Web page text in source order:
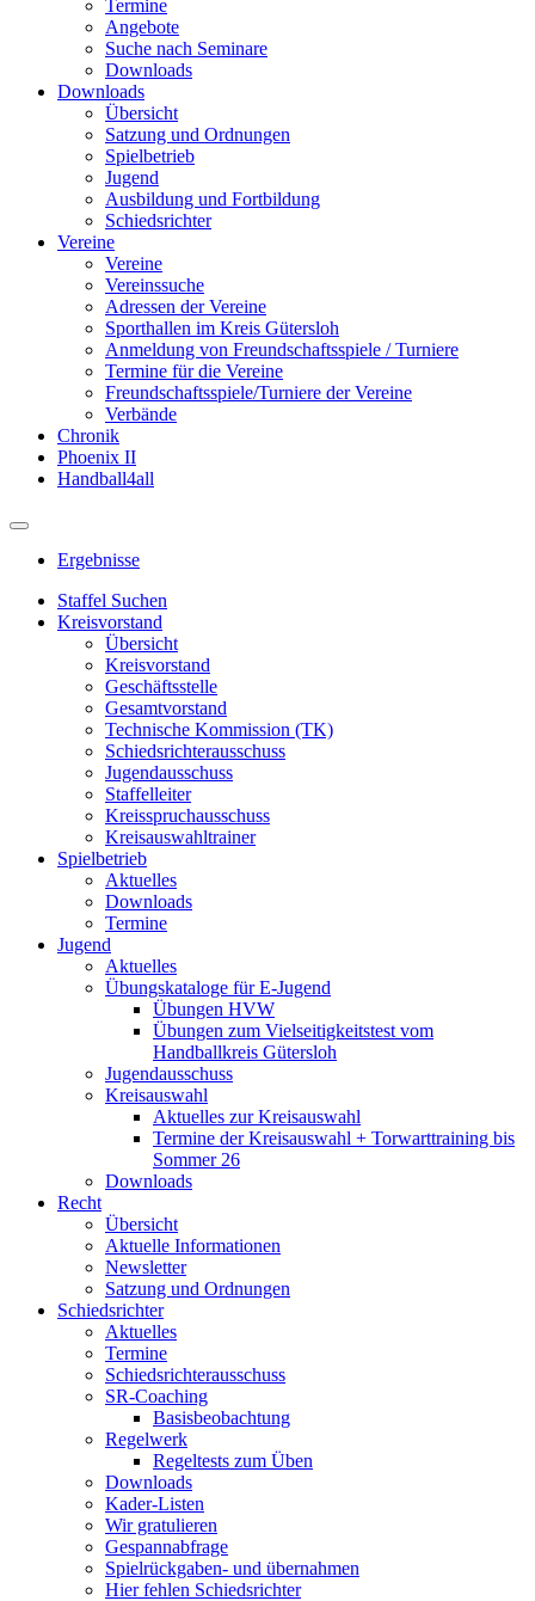
Termine
Angebote
Suche nach Seminare
Downloads
Downloads
Übersicht
Satzung und Ordnungen
Spielbetrieb
Jugend
Ausbildung und Fortbildung
Schiedsrichter
Vereine
Vereine
Vereinssuche
Adressen der Vereine
Sporthallen im Kreis Gütersloh
Anmeldung von Freundschaftsspiele / Turniere
Termine für die Vereine
Freundschaftsspiele/Turniere der Vereine
Verbände
Chronik
Phoenix II
Handball4all
Ergebnisse
Staffel Suchen
Kreisvorstand
Übersicht
Kreisvorstand
Geschäftsstelle
Gesamtvorstand
Technische Kommission (TK)
Schiedsrichterausschuss
Jugendausschuss
Staffelleiter
Kreisspruchausschuss
Kreisauswahltrainer
Spielbetrieb
Aktuelles
Downloads
Termine
Jugend
Aktuelles
Übungskataloge für E-Jugend
Übungen HVW
Übungen zum Vielseitigkeitstest vom
Handballkreis Gütersloh
Jugendausschuss
Kreisauswahl
Aktuelles zur Kreisauswahl
Termine der Kreisauswahl + Torwarttraining bis
Sommer 26
Downloads
Recht
Übersicht
Aktuelle Informationen
Newsletter
Satzung und Ordnungen
Schiedsrichter
Aktuelles
Termine
Schiedsrichterausschuss
SR-Coaching
Basisbeobachtung
Regelwerk
Regeltests zum Üben
Downloads
Kader-Listen
Wir gratulieren
Gespannabfrage
Spielrückgaben- und übernahmen
Hier fehlen Schiedsrichter